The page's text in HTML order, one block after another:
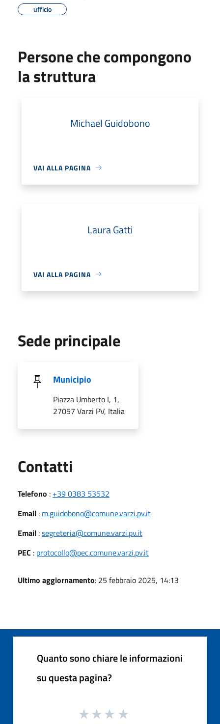
ufficio
Persone che compongono
la struttura
Michael Guidobono
VAI ALLA PAGINA
Laura Gatti
VAI ALLA PAGINA
Sede principale
Municipio
Piazza Umberto I, 1,
27057 Varzi PV, Italia
Contatti
Telefono : +39 0383 53532
Email : m.guidobono@comune.varzi.pv.it
Email :segreteria@comune.varzi.pv.it
PEC : protocollo@pec.comune.varzi.pv.it
Ultimo aggiornamento: 25 febbraio 2025, 14:13
Quanto sono chiare le informazioni
su questa pagina?